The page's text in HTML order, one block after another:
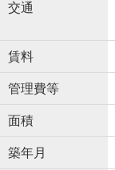
交通
賃料
管理費等
面積
築年月